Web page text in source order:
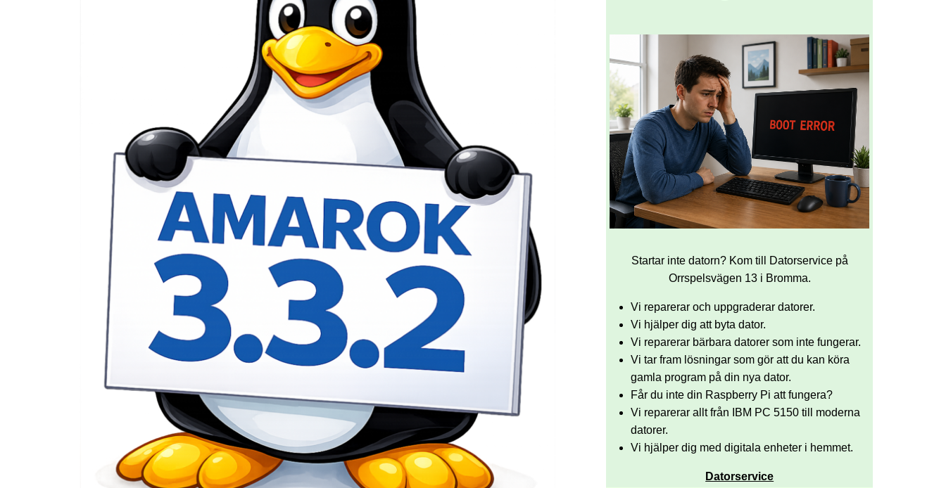
Startar inte datorn? Kom till Datorservice på
Orrspelsvägen 13 i Bromma.
Vi reparerar och uppgraderar datorer.
Vi hjälper dig att byta dator.
Vi reparerar bärbara datorer som inte fungerar.
Vi tar fram lösningar som gör att du kan köra
gamla program på din nya dator.
Får du inte din Raspberry Pi att fungera?
Vi reparerar allt från IBM PC 5150 till moderna
datorer.
Vi hjälper dig med digitala enheter i hemmet.
Datorservice